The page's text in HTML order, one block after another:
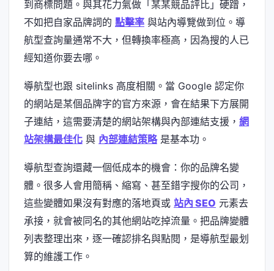
到商標問題。與其花力氣做「某某競品評比」硬蹭，
不如把自家品牌詞的 點擊率 與站內導覽做到位。導
航型查詢量通常不大，但轉換率極高，因為搜的人已
經知道你要去哪。
導航型也跟 sitelinks 高度相關。當 Google 認定你
的網站是某個品牌字的官方來源，會在結果下方展開
子連結，這需要清楚的網站架構與內部連結支援， 網
站架構最佳化 與 內部連結策略是基本功。
導航型查詢還藏一個低成本的機會：你的品牌名變
體。很多人會用簡稱、縮寫、甚至錯字搜你的公司，
這些變體如果沒有對應的落地頁或 站內 SEO 元素去
承接，就會被同名的其他網站吃掉流量。把品牌變體
列表整理出來，逐一確認排名與點閱，是導航型最划
算的維護工作。